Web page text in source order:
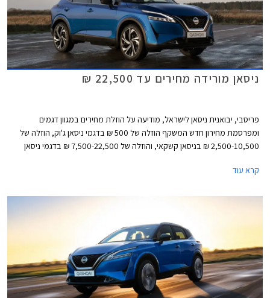
ניסאן מורידה מחירים עד 22,500 ₪
פריסבי, יבואנית ניסאן לישראל, מודיעה על הוזלת מחירים במגוון דגמים
ומפרסמת מחירון חדש המשקף הוזלה של 500 ₪ בדגמי ניסאן ג'וק, הוזלה של
2,500-10,500 ₪ בניסאן קשקאי, והוזלה של 7,500-22,500 ₪ בדגמי ניסאן
בשל מחיר גבוה ביחס למתחרות. כעת נאלצת היבואנית להוריד את המחירים
קרא עוד